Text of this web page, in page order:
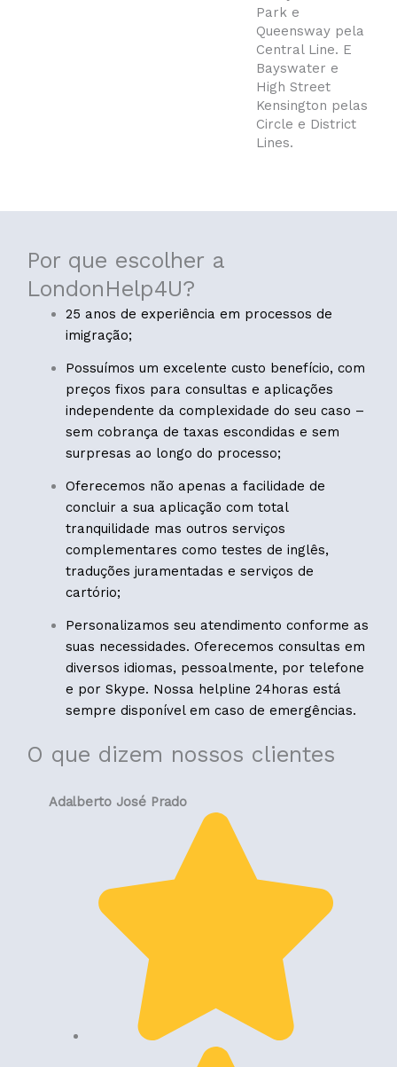
Park e
Queensway pela
Central Line. E
Bayswater e
High Street
Kensington pelas
Circle e District
Lines.
Por que escolher a
LondonHelp4U?
25 anos de experiência em processos de
imigração;
Possuímos um excelente custo benefício, com
preços fixos para consultas e aplicações
independente da complexidade do seu caso –
sem cobrança de taxas escondidas e sem
surpresas ao longo do processo;
Oferecemos não apenas a facilidade de
concluir a sua aplicação com total
tranquilidade mas outros serviços
complementares como testes de inglês,
traduções juramentadas e serviços de
cartório;
Personalizamos seu atendimento conforme as
suas necessidades. Oferecemos consultas em
diversos idiomas, pessoalmente, por telefone
e por Skype. Nossa helpline 24horas está
sempre disponível em caso de emergências.
O que dizem nossos clientes
Adalberto José Prado